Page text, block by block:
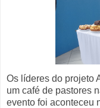
Os líderes do projeto
um café de pastores
evento foi aconteceu